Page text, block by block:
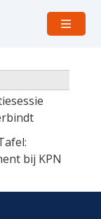
Open
bij KPN